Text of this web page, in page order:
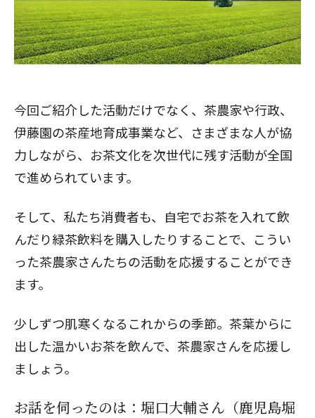
今回ご紹介した活動だけでなく、茶農家や行政、
伊藤園の茶産地育成事業など、さまざまな人が協
力しながら、お茶文化を次世代に残す活動が全国
で進められています。
そして、私たち消費者も、自宅でお茶を入れて飲
んだり緑茶飲料を購入したりすることで、こうい
った茶農家さんたちの活動を応援することができ
ます。
少しずつ肌寒くなるこれからの季節。茶葉からに
出した温かいお茶を飲んで、茶農家さんを応援し
ましょう。
お話を伺ったのは：堀口大輔さん（鹿児島堀
閉じる